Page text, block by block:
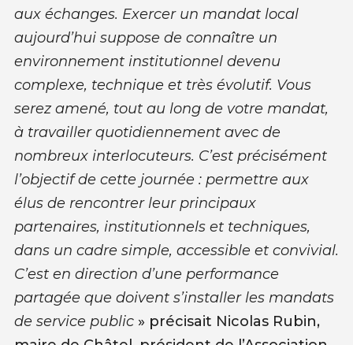
aux échanges. Exercer un mandat local
aujourd’hui suppose de connaître un
environnement institutionnel devenu
complexe, technique et très évolutif. Vous
serez amené, tout au long de votre mandat,
à travailler quotidiennement avec de
nombreux interlocuteurs. C’est précisément
l’objectif de cette journée : permettre aux
élus de rencontrer leur principaux
partenaires, institutionnels et techniques,
dans un cadre simple, accessible et convivial.
C’est en direction d’une performance
partagée que doivent s’installer les mandats
de service public» précisait Nicolas Rubin,